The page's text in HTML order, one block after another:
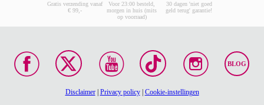
Gratis verzending vanaf
€ 99,-
Voor 23:00 besteld,
morgen in huis (mits
op voorraad)
30 dagen 'niet goed
geld terug' garantie!
BLOG
Disclaimer| Privacy policy| Cookie-instellingen